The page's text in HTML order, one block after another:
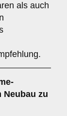
als auch
Neubau zu